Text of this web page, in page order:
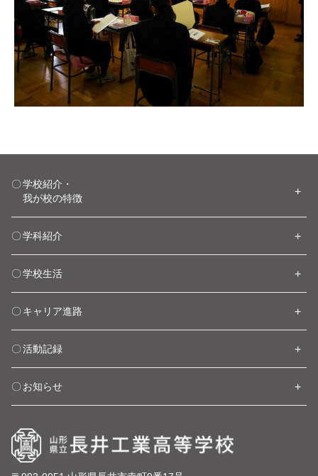
学校紹介・
我が校の特徴
学科紹介
学校生活
キャリア進路
活動記録
お知らせ